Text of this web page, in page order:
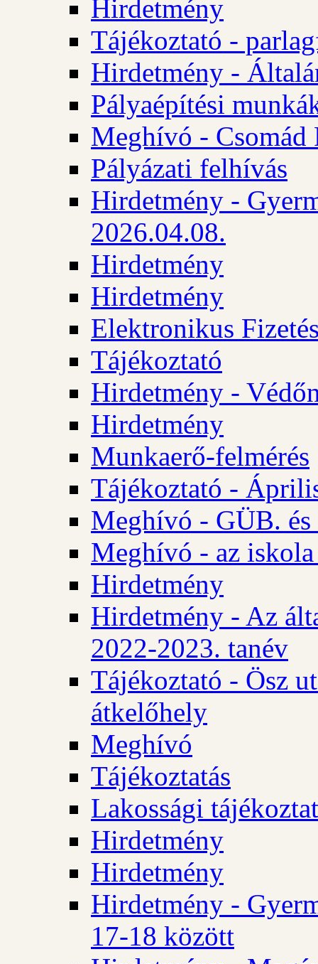
Hirdetmény
Tájékoztató -
Hirdetmény -
Pályaépítési
Meghívó - Csomád
Pályázati felhívás
Hirdetmény -
2026.04.08.
Hirdetmény
Hirdetmény
Elektronikus
Tájékoztató
Hirdetmény -
Hirdetmény
Munkaerő-felmérés
Tájékoztató -
Meghívó - GÜB.
Meghívó - az iskola
Hirdetmény
Hirdetmény - Az
2022-2023. tanév
Tájékoztató - Ösz
átkelőhely
Meghívó
Tájékoztatás
Lakossági
Hirdetmény
Hirdetmény
Hirdetmény -
17-18 között